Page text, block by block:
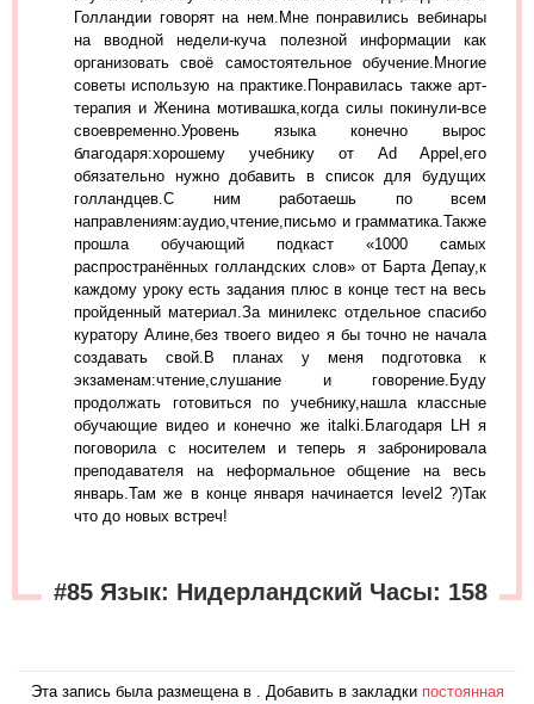
Голландии говорят на нем.Мне понравились вебинары
на вводной недели-куча полезной информации как
организовать своё самостоятельное обучение.Многие
советы использую на практике.Понравилась также арт-
терапия и Женина мотивашка,когда силы покинули-все
своевременно.Уровень языка конечно вырос
благодаря:хорошему учебнику от Ad Appel,его
обязательно нужно добавить в список для будущих
голландцев.С ним работаешь по всем
направлениям:аудио,чтение,письмо и грамматика.Также
прошла обучающий подкаст «1000 самых
распространённых голландских слов» от Барта Депау,к
каждому уроку есть задания плюс в конце тест на весь
пройденный материал.За минилекс отдельное спасибо
куратору Алине,без твоего видео я бы точно не начала
создавать свой.В планах у меня подготовка к
экзаменам:чтение,слушание и говорение.Буду
продолжать готовиться по учебнику,нашла классные
обучающие видео и конечно же italki.Благодаря LH я
поговорила с носителем и теперь я забронировала
преподавателя на неформальное общение на весь
январь.Там же в конце января начинается level2 ?)Так
что до новых встреч!
#85 Язык: Нидерландский Часы: 158
Эта запись была размещена в . Добавить в закладки постоянная